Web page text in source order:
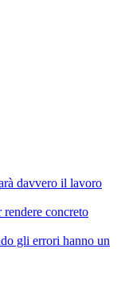
davvero il lavoro
concreto
gli errori hanno un